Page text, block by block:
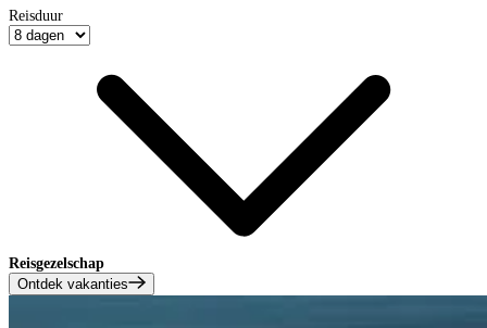
Reisduur
Reisgezelschap
Ontdek vakanties